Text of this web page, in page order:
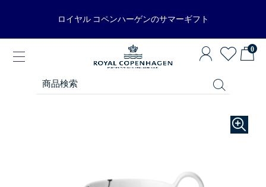
ロイヤル コペンハーゲンのサマーギフト
0